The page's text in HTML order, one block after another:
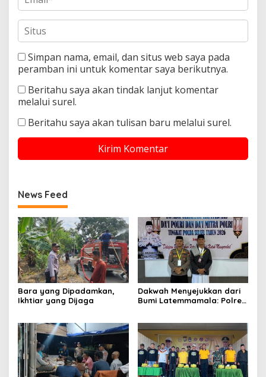
Simpan nama, email, dan situs web saya pada
peramban ini untuk komentar saya berikutnya.
Beritahu saya akan tindak lanjut komentar
melalui surel.
Beritahu saya akan tulisan baru melalui surel.
News Feed
Bara yang Dipadamkan,
Ikhtiar yang Dijaga
Dakwah Menyejukkan dari
Bumi Latemmamala: Polres
Polda Sulsel